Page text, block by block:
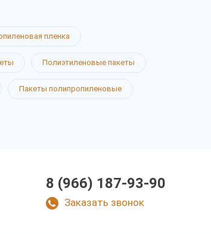
пленка
Полиэтиленовые пакеты
Пакеты полипропиленовые
8 (966) 187-93-90
Заказать звонок